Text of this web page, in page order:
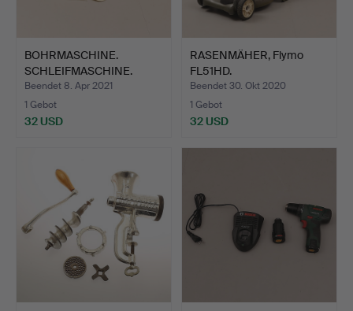
BOHRMASCHINE.
SCHLEIFMASCHINE.
Beendet 8. Apr 2021
1 Gebot
32 USD
RASENMÄHER, Flymo
FL51HD.
Beendet 30. Okt 2020
1 Gebot
32 USD